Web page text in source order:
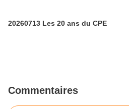
20260713 Les 20 ans du CPE
Commentaires